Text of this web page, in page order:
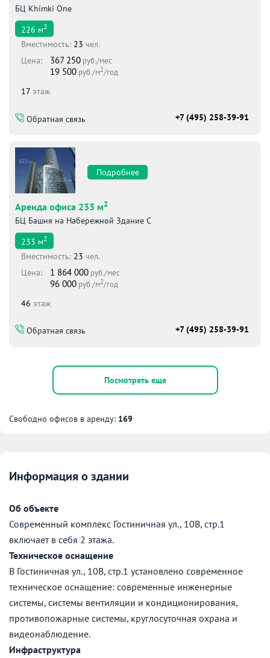
БЦ Khimki One
226 м2
Вместимоcть: 23 чел.
Цена:
367 250 руб./мес
19 500 руб./м2/год
17 этаж
Обратная связь +7 (495) 258-39-91
Подробнее
Аренда офиса 233 м2
БЦ Башня на Набережной Здание С
233 м2
Вместимоcть: 23 чел.
Цена:
1 864 000 руб./мес
96 000 руб./м2/год
46 этаж
Обратная связь +7 (495) 258-39-91
Посмотреть еще
Свободно офисов в аренду: 169
Информация о здании
Об объекте
Современный комплекс Гостиничная ул., 10В, стр.1
включает в себя 2 этажа.
Техническое оснащение
В Гостиничная ул., 10В, стр.1 установлено современное
техническое оснащение: современные инженерные
системы, системы вентиляции и кондиционирования,
противопожарные системы, круглосуточная охрана и
видеонаблюдение.
Инфраструктура